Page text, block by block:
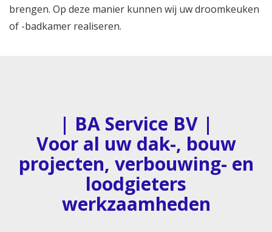
brengen. Op deze manier kunnen wij uw droomkeuken
of -badkamer realiseren.
| BA Service BV |
Voor al uw dak-, bouw
projecten, verbouwing- en
loodgieters
werkzaamheden